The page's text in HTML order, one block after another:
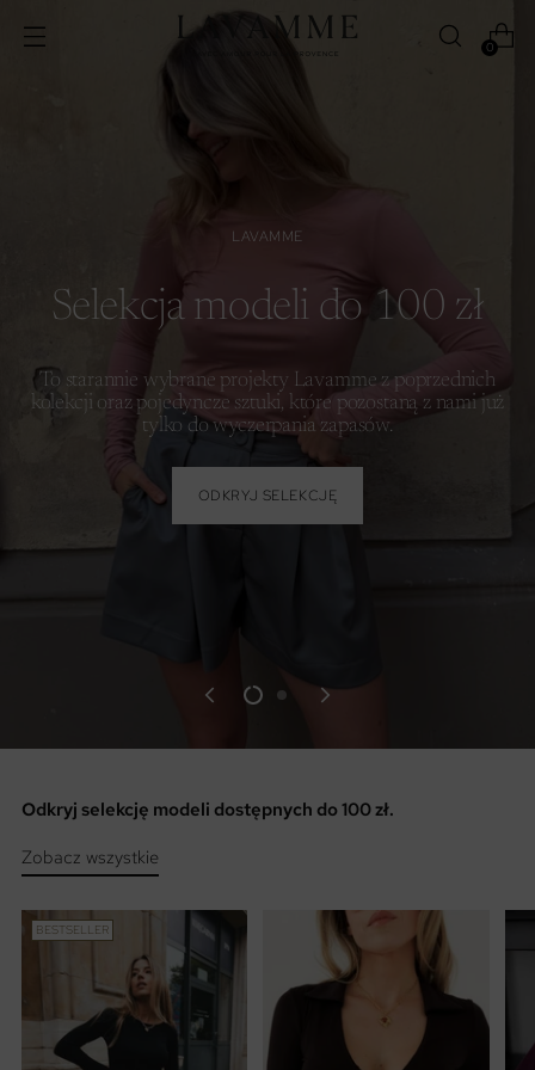
0
LAVAMME
Selekcja modeli do 100 zł
To starannie wybrane projekty Lavamme z poprzednich
kolekcji oraz pojedyncze sztuki, które pozostaną z nami już
tylko do wyczerpania zapasów.
ODKRYJ SELEKCJĘ
Odkryj selekcję modeli dostępnych do 100 zł.
Zobacz wszystkie